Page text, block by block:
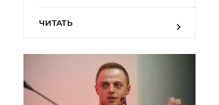
фармацевтической ком...
ЧИТАТЬ